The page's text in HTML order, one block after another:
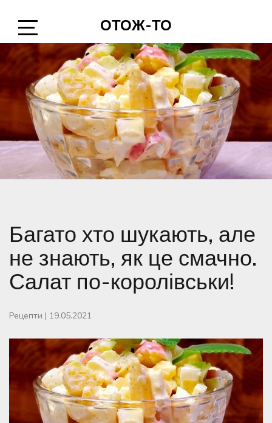
content
Open
Sidebar
ОТОЖ-ТО
Багато хто шукають, але
не знають, як це смачно.
Салат по-королівськи!
Рецепти | 19.05.2021